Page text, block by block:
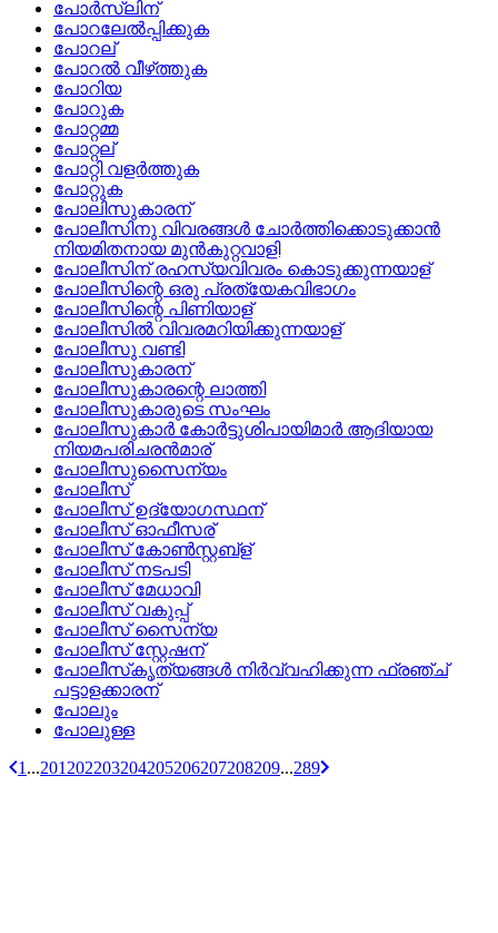
പോര്‍സ്ലിന്
പോറലേല്‍പ്പിക്കുക
പോറല്
പോറല്‍ വീഴ്‌ത്തുക
പോറിയ
പോറുക
പോറ്റമ്മ
പോറ്റല്
പോറ്റി വളര്‍ത്തുക
പോറ്റുക
പോലിസുകാരന്
പോലീസിനു വിവരങ്ങള്‍ ചോര്‍ത്തിക്കൊടുക്കാന്‍
നിയമിതനായ മുന്‍കുറ്റവാളി
പോലീസിന്‌ രഹസ്യവിവരം കൊടുക്കുന്നയാള്
പോലീസിന്റെ ഒരു പ്രത്യേകവിഭാഗം
പോലീസിന്റെ പിണിയാള്
പോലീസില്‍ വിവരമറിയിക്കുന്നയാള്
പോലീസു വണ്ടി
പോലീസുകാരന്
പോലീസുകാരന്റെ ലാത്തി
പോലീസുകാരുടെ സംഘം
പോലീസുകാര്‍ കോര്‍ട്ടുശിപായിമാര്‍ ആദിയായ
നിയമപരിചരന്‍മാര്
പോലീസുസൈന്യം
പോലീസ്
പോലീസ്‌ ഉദ്യോഗസ്ഥന്
പോലീസ്‌ ഓഫീസര്
പോലീസ്‌ കോണ്‍സ്റ്റബ്‌ള്
പോലീസ്‌ നടപടി
പോലീസ്‌ മേധാവി
പോലീസ്‌ വകുപ്പ്
പോലീസ്‌ സൈന്യ
പോലീസ്‌ സ്റ്റേഷന്
പോലീസ്‌കൃത്യങ്ങള്‍ നിര്‍വ്വഹിക്കുന്ന ഫ്രഞ്ച്‌
പട്ടാളക്കാരന്
പോലും
പോലുള്ള
1 ...201 202203204205206207208209...289